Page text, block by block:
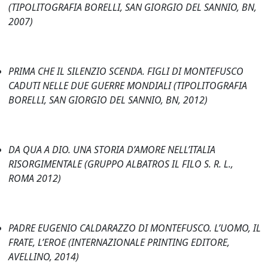
(TIPOLITOGRAFIA BORELLI, SAN GIORGIO DEL SANNIO, BN,
2007)
PRIMA CHE IL SILENZIO SCENDA. FIGLI DI MONTEFUSCO
CADUTI NELLE DUE GUERRE MONDIALI (TIPOLITOGRAFIA
BORELLI, SAN GIORGIO DEL SANNIO, BN, 2012)
DA QUA A DIO. UNA STORIA D’AMORE NELL’ITALIA
RISORGIMENTALE (GRUPPO ALBATROS IL FILO S. R. L.,
ROMA 2012)
PADRE EUGENIO CALDARAZZO DI MONTEFUSCO. L’UOMO, IL
FRATE, L’EROE (INTERNAZIONALE PRINTING EDITORE,
AVELLINO, 2014)